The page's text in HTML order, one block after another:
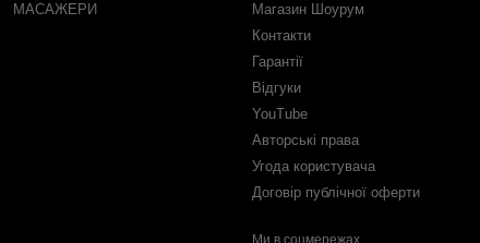
МАСАЖЕРИ
Магазин Шоурум
Контакти
Гарантії
Відгуки
YouTube
Авторські права
Угода користувача
Договір публічної оферти
Ми в соцмережах